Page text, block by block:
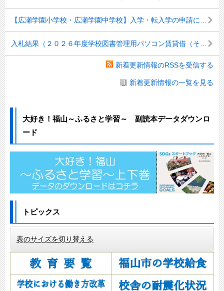
新着更新情報のRSSを受信する
新着更新情報の一覧を見る
大好き！福山～ふるさと学習～ 副読本データダウンロ
ード
トピックス
表のサイズを切り替える